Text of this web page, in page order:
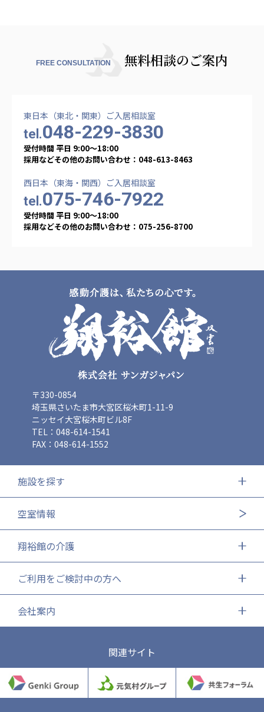
クヴィアン小学校・カンボジア日本友好共生クヴ
G-COM JOINT STOCK COMPANY
海外子会社・合弁会社
瀋陽長者会
上海介護施設
広州谷豊園
FREE CONSULTATION 無料相談のご案内
東日本（東北・関東）ご入居相談室
tel.048-229-3830
受付時間 平日 9:00〜18:00
採用などその他のお問い合わせ：048-613-8463
西日本（東海・関西）ご入居相談室
tel.075-746-7922
受付時間 平日 9:00〜18:00
採用などその他のお問い合わせ：075-256-8700
〒330-0854
埼玉県さいたま市大宮区桜木町1-11-9
ニッセイ大宮桜木町ビル8F
TEL：048-614-1541
FAX：048-614-1552
施設を探す
空室情報
翔裕館の介護
ご利用をご検討中の方へ
会社案内
関連サイト